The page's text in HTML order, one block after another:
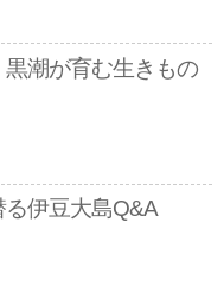
黒潮が育む生きもの
伊豆大島Q&A